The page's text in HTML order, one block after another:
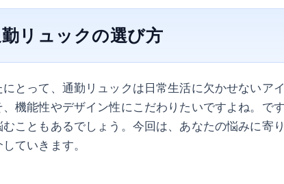
リュックの選び方
とって、通勤リュックは日常生活に欠かせないア
機能性やデザイン性にこだわりたいですよね。で
こともあるでしょう。今回は、あなたの悩みに寄
ていきます。